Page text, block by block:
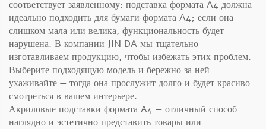
соответствует заявленному: подставка формата A4 должна
идеально подходить для бумаги формата A4; если она
слишком мала или велика, функциональность будет
нарушена. В компании JIN DA мы тщательно
изготавливаем продукцию, чтобы избежать этих проблем.
Выберите подходящую модель и бережно за ней
ухаживайте — тогда она прослужит долго и будет красиво
смотреться в вашем интерьере.
Акриловые подставки формата A4 — отличный способ
наглядно и эстетично представить товары или